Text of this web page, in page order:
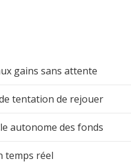
gains sans attente
tentation de rejouer
autonome des fonds
temps réel